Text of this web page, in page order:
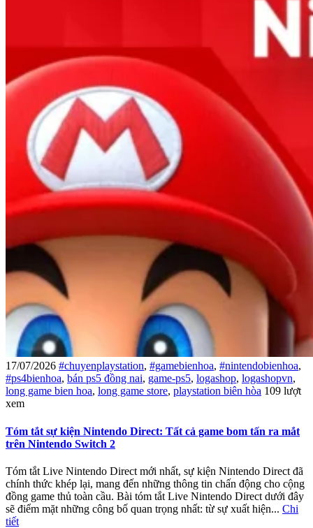
17/07/2026 #chuyenplaystation, #gamebienhoa, #nintendobienhoa,
#ps4bienhoa, bán ps5 đồng nai, game-ps5, logashop, logashopvn,
long game bien hoa, long game store, playstation biên hòa 109 lượt
xem
Tóm tắt sự kiện Nintendo Direct: Tất cả game bom tấn ra mắt
trên Nintendo Switch 2
Tóm tắt Live Nintendo Direct mới nhất, sự kiện Nintendo Direct đã
chính thức khép lại, mang đến những thông tin chấn động cho cộng
đồng game thủ toàn cầu. Bài tóm tắt Live Nintendo Direct dưới đây
sẽ điểm mặt những công bố quan trọng nhất: từ sự xuất hiện... Chi
tiết